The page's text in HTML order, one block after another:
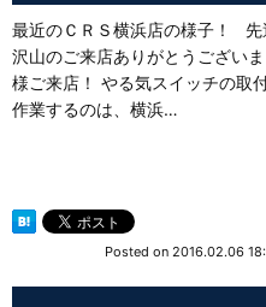
最近のＣＲＳ横浜店の様子！
沢山のご来店ありがとうござい
様ご来店！ やる気スイッチの取
作業するのは、横浜…
Posted on 2016.02.06